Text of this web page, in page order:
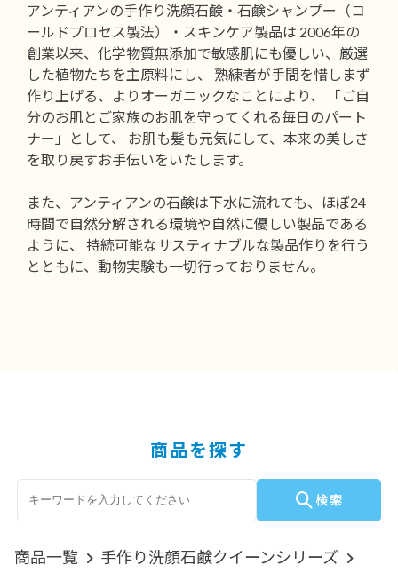
アンティアンの手作り洗顔石鹸・石鹸シャンプー（コ
ールドプロセス製法）・スキンケア製品は 2006年の
創業以来、化学物質無添加で敏感肌にも優しい、厳選
した植物たちを主原料にし、 熟練者が手間を惜しまず
作り上げる、よりオーガニックなことにより、 「ご自
分のお肌とご家族のお肌を守ってくれる毎日のパート
ナー」として、 お肌も髪も元気にして、本来の美しさ
を取り戻すお手伝いをいたします。
また、アンティアンの石鹸は下水に流れても、ほぼ24
時間で自然分解される環境や自然に優しい製品である
ように、 持続可能なサスティナブルな製品作りを行う
とともに、動物実験も一切行っておりません。
商品を探す
商品一覧 手作り洗顔石鹸クイーンシリーズ